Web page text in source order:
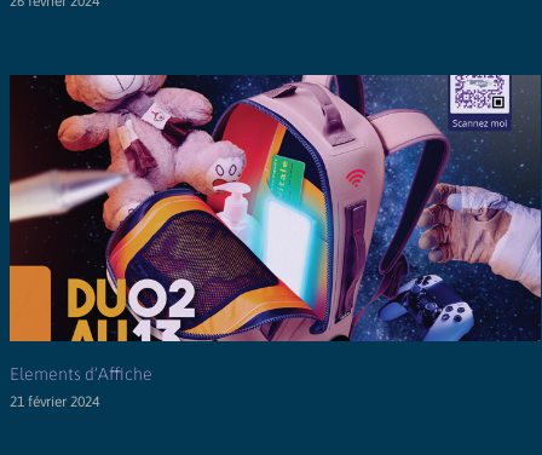
Elements d’Affiche
21 février 2024